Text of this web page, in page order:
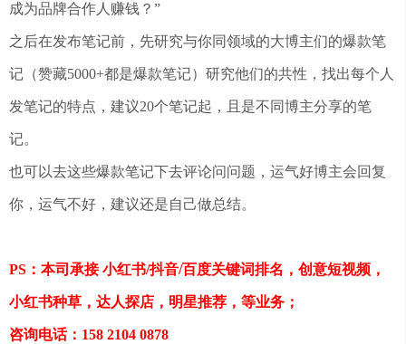
成为品牌合作人赚钱？”
之后在发布笔记前，先研究与你同领域的大博主们的爆款笔
记（赞藏5000+都是爆款笔记）研究他们的共性，找出每个人
发笔记的特点，建议20个笔记起，且是不同博主分享的笔
记。
也可以去这些爆款笔记下去评论问问题，运气好博主会回复
你，运气不好，建议还是自己做总结。
PS：本司承接 小红书/抖音/百度关键词排名，创意短视频，
小红书种草，达人探店，明星推荐，等业务；
咨询电话：158 2104 0878